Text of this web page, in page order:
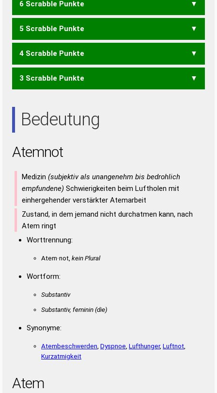
ATMO ATOM MOTT
ATMEN ATMET MATEN MATTE
6 Scrabble Punkte
MOA OMA TOM AMEN
METT
NAME TEAM NETTO TONET TONTE TOTEN
5 Scrabble Punkte
AMT MAN MET NATO
TOTE
TANTE TATEN
4 Scrabble Punkte
TAO TON TOT ANTE
3 Scrabble Punkte
Bedeutung
Atemnot
Medizin (subjektiv als unangenehm bis bedrohlich
empfundene) Schwierigkeiten beim Luftholen mit
einhergehender verstärkter Atemarbeit
Zustand, in dem jemand nicht durchatmen kann, nach
Atem ringt
Worttrennung:
Atem·not, kein Plural
Wortform:
Substantiv
Substantiv, feminin(die)
Synonyme:
Atembeschwerden Dyspnoe Lufthunger, Luftnot
Kurzatmigkeit
Atem